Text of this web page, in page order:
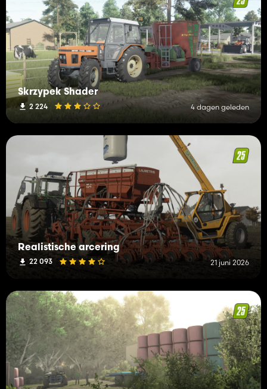
Skrzypek Shader
2 224 4 dagen geleden
Realistische arcering
22 093 21 juni 2026